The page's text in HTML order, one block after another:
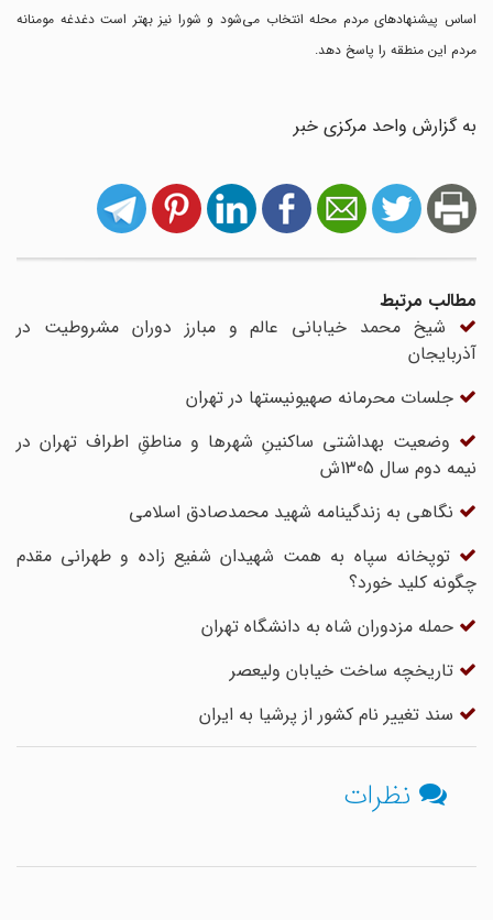
اساس پیشنهادهای مردم محله انتخاب می‌شود و شورا نیز بهتر است دغدغه مومنانه
مردم این منطقه را پاسخ دهد.
به گزارش واحد مرکزی خبر
مطالب مرتبط
شیخ محمد خیابانی عالم و مبارز دوران مشروطیت در
آذربایجان
جلسات محرمانه صهیونیستها در تهران
وضعیت بهداشتی ساکنینِ شهرها و مناطقِ اطراف تهران در
نیمه دوم سال 1305ش
نگاهی به زندگینامه شهید محمدصادق اسلامی
توپخانه سپاه به همت شهیدان شفیع زاده و طهرانی مقدم
چگونه کلید خورد؟
حمله مزدوران شاه به دانشگاه تهران‌
تاریخچه ساخت خیابان ولیعصر
سند تغییر نام کشور از پرشیا به ایران
نظرات